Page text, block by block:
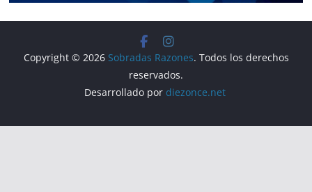
Copyright © 2026 Sobradas Razones. Todos los derechos
reservados.
Desarrollado por diezonce.net